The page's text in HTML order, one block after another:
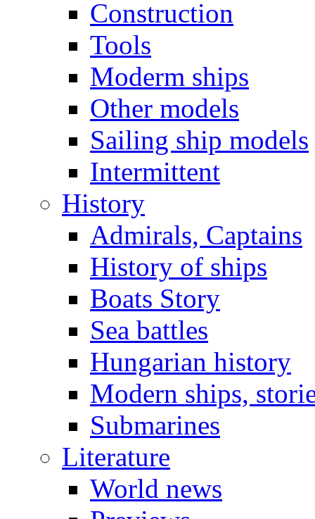
Construction
Tools
Moderm ships
Other models
Sailing ship models
Intermittent
History
Admirals, Captains
History of ships
Boats Story
Sea battles
Hungarian history
Modern ships,
Submarines
Literature
World news